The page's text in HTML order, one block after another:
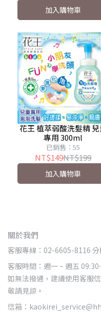
加入購物車
花王 植萃弱酸洗髮精
專用 300ml
已銷售：55
NT$149NT$199
加入購物車
關於我們
客服專線：02-6605-8116
客服時間：週一 ~ 週五
如無法撥通，建議使用客服
敬請見諒。
信箱：